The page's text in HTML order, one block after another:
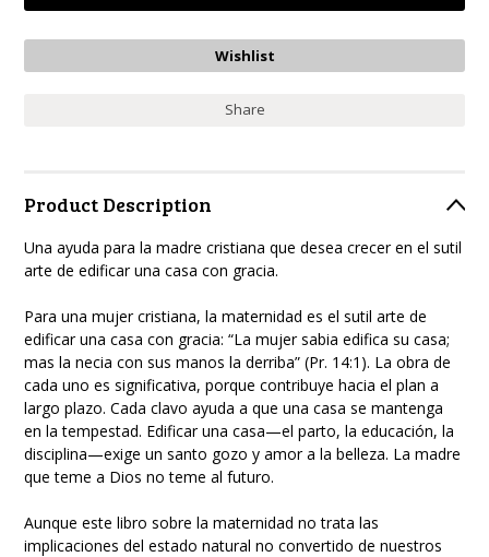
Share
Product Description
Una ayuda para la madre cristiana que desea crecer en el sutil
arte de edificar una casa con gracia.
Para una mujer cristiana, la maternidad es el sutil arte de
edificar una casa con gracia: “La mujer sabia edifica su casa;
mas la necia con sus manos la derriba” (Pr. 14:1). La obra de
cada uno es significativa, porque contribuye hacia el plan a
largo plazo. Cada clavo ayuda a que una casa se mantenga
en la tempestad. Edificar una casa—el parto, la educación, la
disciplina—exige un santo gozo y amor a la belleza. La madre
que teme a Dios no teme al futuro.
Aunque este libro sobre la maternidad no trata las
implicaciones del estado natural no convertido de nuestros